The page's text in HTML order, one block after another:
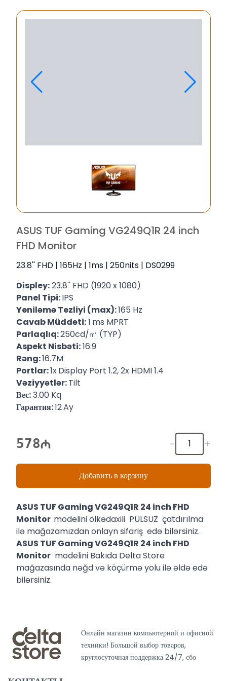
ASUS TUF Gaming VG249Q1R 24 inch
FHD Monitor
23.8'' FHD | 165Hz | 1ms | 250nits | DS0299
Displey:23.8'' FHD (1920 x 1080)
Panel Tipi:IPS
Yeniləmə Tezliyi (max):165 Hz
Cavab Müddəti:1 ms MPRT
Parlaqlıq:250cd/㎡ (TYP)
Aspekt Nisbəti:16:9
Rəng:16.7M
Portlar:1xDisplay Port 1.2, 2x HDMI 1.4
Vəziyyətlər:Tilt
Вес:3.00 Kq
Гарантия:12Ay
578 - +
Добавить в корзину
ASUS TUF Gaming VG249Q1R 24 inch FHD
Monitor modelini ölkədaxili PULSUZ çatdırılma
ilə mağazamızdan onlayn sifariş edə bilərsiniz.
ASUS TUF Gaming VG249Q1R 24 inch FHD
Monitor modelini Bakıda Delta Store
mağazasında nəğd və köçürmə yolu ilə əldə edə
bilərsiniz.
Онлайн магазин компьютерной и офисной
техники! Большой выбор товаров,
круглосуточная поддержка 24/7, сбо